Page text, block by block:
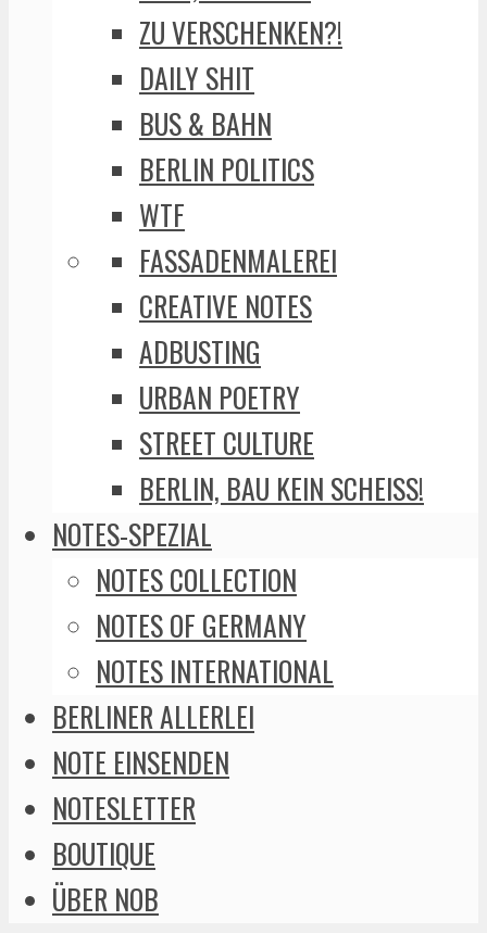
ZU VERSCHENKEN?!
DAILY SHIT
BUS & BAHN
BERLIN POLITICS
WTF
FASSADENMALEREI
CREATIVE NOTES
ADBUSTING
URBAN POETRY
STREET CULTURE
BERLIN, BAU KEIN SCHEISS!
NOTES-SPEZIAL
NOTES COLLECTION
NOTES OF GERMANY
NOTES INTERNATIONAL
BERLINER ALLERLEI
NOTE EINSENDEN
NOTESLETTER
BOUTIQUE
ÜBER NOB